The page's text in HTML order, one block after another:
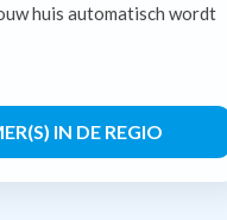
huis automatisch wordt
IN DE REGIO